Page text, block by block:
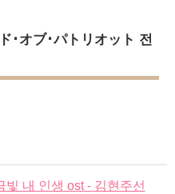
･オブ･パトリオット 전
내 인생 ost - 김현주선